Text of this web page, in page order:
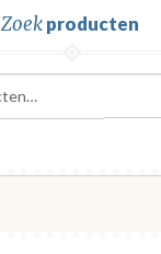
Zoekproducten